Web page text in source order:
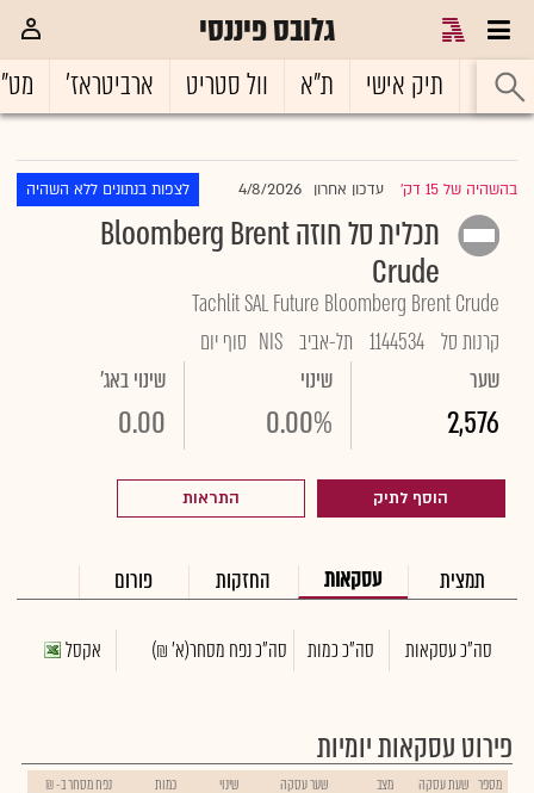
גלובס פיננסי
ראשי תיק אישי ת"א וול סטריט ארביטראז'
בהשהיה של 15 דק' |עדכון אחרון 4/8/2026 לצפות בנתונים ללא השהיה
תכלית סל חוזה Bloomberg Brent
Crude
Tachlit SAL Future Bloomberg Brent Crude
קרנות סל 1144534 תל-אביב NIS סוף יום
שער
2,576
שינוי
0.00%
שינוי באג'
0.00
הוסף לתיק התראות
תמצית עסקאות החזקות פורום
סה"כ עסקאות סה"כ כמות סה"כ נפח מסחר(א' ₪) אקסל
פירוט עסקאות יומיות
מספר שעת עסקה מצב שער עסקה שינוי כמות נפח מסחר ב- ₪